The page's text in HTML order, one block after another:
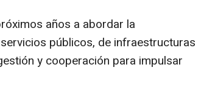
años a abordar la
públicos, de infraestructuras
y cooperación para impulsar